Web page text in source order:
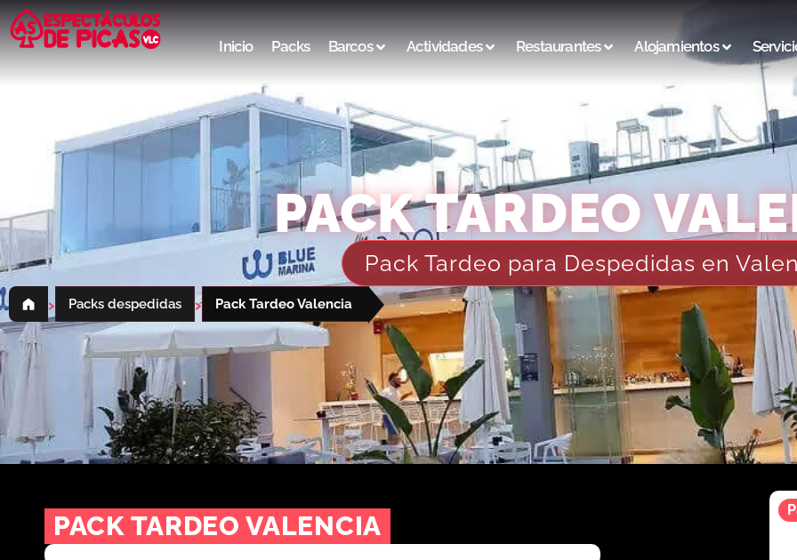
Inicio Packs Barcos Actividades Restaurantes Alojamientos
PACK TARDEO
Pack Tardeo para Despedidas en
› Packs despedidas › Pack Tardeo Valencia
PACK TARDEO VALENCIA